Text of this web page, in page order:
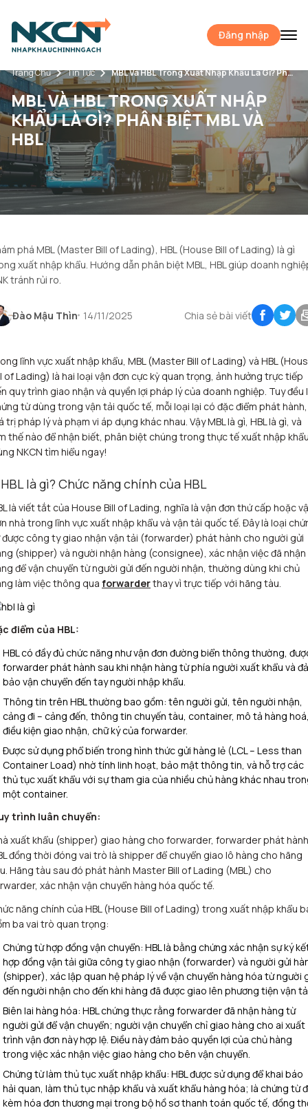
Đăng nhập
Trang Chủ Tin Tức MBL Và HBL Trong Xuất Nhập Khẩu Là Gì? Phân Biệt MBL Và HBL
MBL VÀ HBL TRONG XUẤT NHẬP
KHẨU LÀ GÌ? PHÂN BIỆT MBL VÀ
HBL
phá MBL (Master Bill of Lading), HBL (House Bill of Lading) là gì
xuất nhập khẩu. Hướng dẫn phân biệt MBL, HBL giúp doanh
tránh rủi ro.
Đào Mậu Thìn 14/11/2025 Chia sẻ bài viết
lĩnh vực xuất nhập khẩu, MBL (Master Bill of Lading) và HBL
of Lading) là hai loại vận đơn cực kỳ quan trọng, ảnh hưởng trực tiếp
quy trình giao nhận và quyền lợi pháp lý của doanh nghiệp. Tuy đều
từ dùng trong vận tải quốc tế, mỗi loại lại có đặc điểm phát hành,
trị pháp lý và phạm vi áp dụng khác nhau. Vậy MBL là gì, HBL là gì, và
thế nào để nhận biết, phân biệt chúng trong thực tế xuất nhập
NKCN tìm hiểu ngay!
HBL là gì? Chức năng chính của HBL
là viết tắt của House Bill of Lading, nghĩa là vận đơn thứ cấp hoặc
nhà trong lĩnh vực xuất nhập khẩu và vận tải quốc tế. Đây là loại
công ty giao nhận vận tải (forwarder) phát hành cho người gửi
(shipper) và người nhận hàng (consignee), xác nhận việc đã nhận
để vận chuyển từ người gửi đến người nhận, thường dùng khi chủ
làm việc thông qua forwarderthay vì trực tiếp với hãng tàu.​
điểm của HBL:
HBL có đầy đủ chức năng như vận đơn đường biển thông thường,
forwarder phát hành sau khi nhận hàng từ phía người xuất khẩu và
bảo vận chuyển đến tay người nhập khẩu.​
Thông tin trên HBL thường bao gồm: tên người gửi, tên người nhận,
cảng đi – cảng đến, thông tin chuyến tàu, container, mô tả hàng
điều kiện giao nhận, chữ ký của forwarder.​
Được sử dụng phổ biến trong hình thức gửi hàng lẻ (LCL – Less than
Container Load) nhờ tính linh hoạt, bảo mật thông tin, và hỗ trợ các
thủ tục xuất khẩu với sự tham gia của nhiều chủ hàng khác nhau
một container.
trình luân chuyển:
xuất khẩu (shipper) giao hàng cho forwarder, forwarder phát hành
đồng thời đóng vai trò là shipper để chuyển giao lô hàng cho hãng
Hãng tàu sau đó phát hành Master Bill of Lading (MBL) cho
xác nhận vận chuyển hàng hóa quốc tế.
năng chính của HBL (House Bill of Lading) trong xuất nhập khẩu
ba vai trò quan trọng:
Chứng từ hợp đồng vận chuyển: HBL là bằng chứng xác nhận sự ký
hợp đồng vận tải giữa công ty giao nhận (forwarder) và người gửi
(shipper), xác lập quan hệ pháp lý về vận chuyển hàng hóa từ người
đến người nhận cho đến khi hàng đã được giao lên phương tiện vận
Biên lai hàng hóa: HBL chứng thực rằng forwarder đã nhận hàng từ
người gửi để vận chuyển; người vận chuyển chỉ giao hàng cho ai xuất
trình vận đơn này hợp lệ. Điều này đảm bảo quyền lợi của chủ hàng
trong việc xác nhận việc giao hàng cho bên vận chuyển.​
Chứng từ làm thủ tục xuất nhập khẩu: HBL được sử dụng để khai báo
hải quan, làm thủ tục nhập khẩu và xuất khẩu hàng hóa; là chứng từ
kèm hóa đơn thương mại trong bộ hồ sơ thanh toán quốc tế, đồng